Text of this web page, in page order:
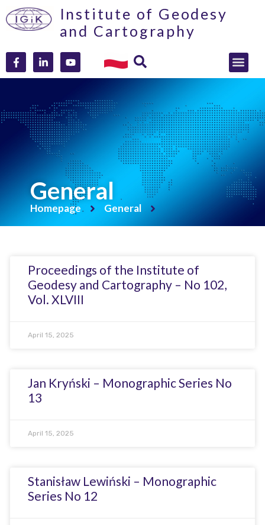
Institute of Geodesy
and Cartography
General
Homepage General
Proceedings of the Institute of
Geodesy and Cartography – No 102,
Vol. XLVIII
April 15, 2025
Jan Kryński – Monographic Series No
13
April 15, 2025
Stanisław Lewiński – Monographic
Series No 12